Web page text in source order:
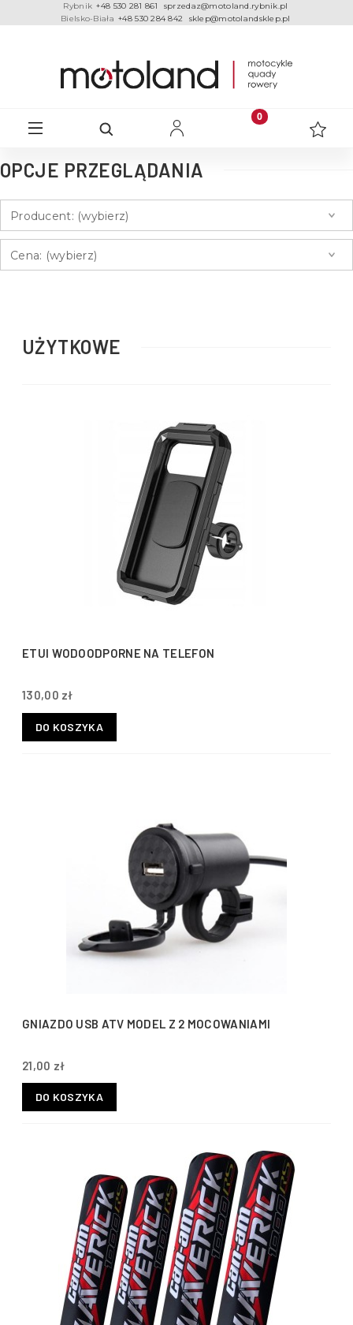
Rybnik +48 530 281 861
sprzedaz@motoland.rybnik.pl
Bielsko-Biała +48 530 284 842 sklep@motolandsklep.pl
OPCJE PRZEGLĄDANIA
Producent: (wybierz)
Cena: (wybierz)
UŻYTKOWE
ETUI WODOODPORNE NA TELEFON
130,00 zł
DO KOSZYKA
GNIAZDO USB ATV MODEL Z 2 MOCOWANIAMI
21,00 zł
DO KOSZYKA